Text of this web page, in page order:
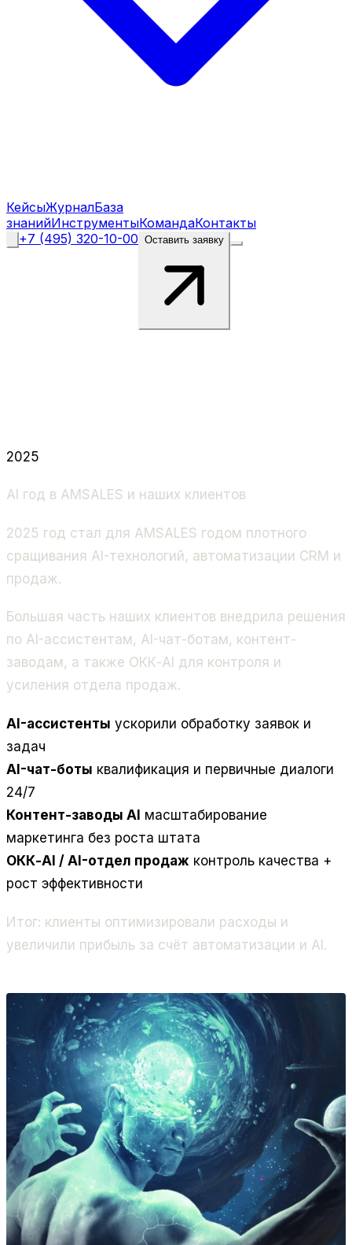
КейсыЖурналБаза
знанийИнструментыКомандаКонтакты
+7 (495) 320-10-00 Оставить заявку
2025
AI год в AMSALES и наших клиентов
2025 год стал для AMSALES годом плотного
сращивания AI-технологий, автоматизации CRM и
продаж.
Большая часть наших клиентов внедрила решения
по AI-ассистентам, AI-чат-ботам, контент-
заводам, а также ОКК-AI для контроля и
усиления отдела продаж.
AI-ассистенты ускорили обработку заявок и
задач
AI-чат-боты квалификация и первичные диалоги
24/7
Контент-заводы AI масштабирование
маркетинга без роста штата
ОКК-AI / AI-отдел продаж контроль качества +
рост эффективности
Итог: клиенты оптимизировали расходы и
увеличили прибыль за счёт автоматизации и AI.